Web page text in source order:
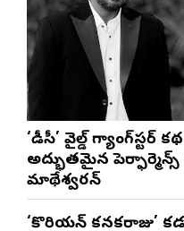
‘డీసీ’ వైల్డ్ గ్యాంగ్‌స్టర్
అద్భుతమైన పెర్ఫార్మెన్స్
మాథేశ్వరన్
‘కొరియన్ కనకరాజు’